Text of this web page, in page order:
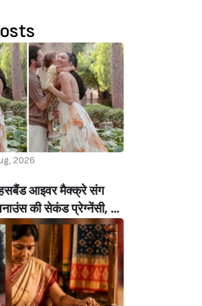
2026
आइवर मैक्क्रे संग
की सेकंड प्रेग्नेंसी, बेटे
क्यूटेस्ट वीडियो
Announces Second
Husband Ivor
Cutest Video With